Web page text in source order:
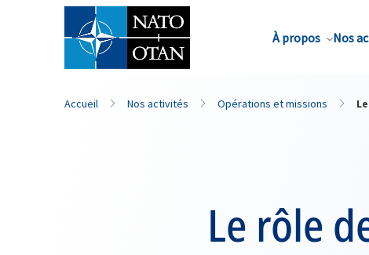
À propos Nos
Nom de famille*
Accueil Nos activités Opérations et missions
Le rôle